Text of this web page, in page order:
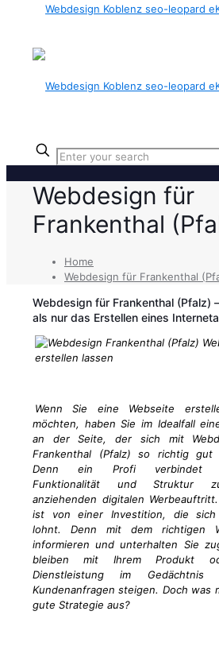
Webdesign für
Frankenthal
Home
Webdesign für Frankenthal
Webdesign für Frankenthal (Pfalz)
als nur das Erstellen eines
Wenn Sie eine Webseite
möchten, haben Sie im Idealfall
an der Seite, der sich mit
Frankenthal (Pfalz) so richtig gut
Denn ein Profi verbindet
Funktionalität und Struktur
anziehenden digitalen
ist von einer Investition, die sich
lohnt. Denn mit dem richtigen
informieren und unterhalten Sie
bleiben mit Ihrem Produkt
Dienstleistung im
Kundenanfragen steigen. Doch was
gute Strategie aus?